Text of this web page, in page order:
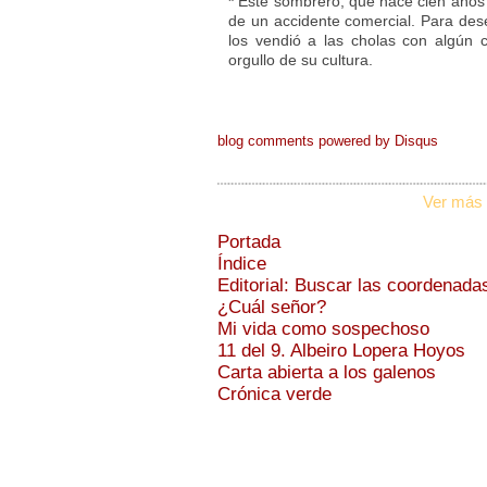
de un accidente comercial. Para
los vendió a las cholas con algún
orgullo de su cultura.
blog comments powered by Disqus
Ver más
Portada
Índice
Editorial: Buscar las
¿Cuál señor?
Mi vida como sospechoso
11 del 9. Albeiro Lopera Hoyos
Carta abierta a los galenos
Crónica verde